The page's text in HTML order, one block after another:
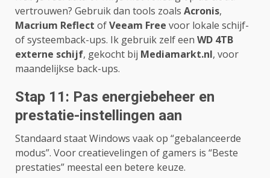
vertrouwen? Gebruik dan tools zoals Acronis,
Macrium Reflect ofVeeam Free voor lokale schijf-
of systeemback-ups. Ik gebruik zelf een WD 4TB
externe schijf, gekocht bij Mediamarkt.nl, voor
maandelijkse back-ups.
Stap 11: Pas energiebeheer en
prestatie-instellingen aan
Standaard staat Windows vaak op “gebalanceerde
modus”. Voor creatievelingen of gamers is “Beste
prestaties” meestal een betere keuze.